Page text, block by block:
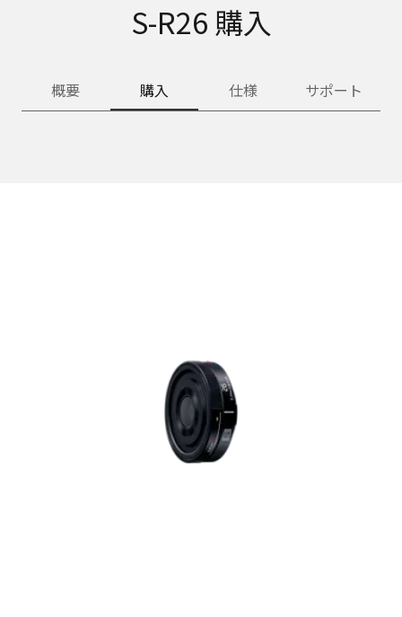
S-R26 購入
概要 購入 仕様 サポート